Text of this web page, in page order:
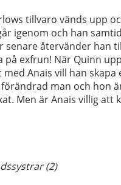
tillvaro vänds upp
igenom och han
senare återvänder han
på exfrun! När Quinn
Anais vill han skapa
man och hon
Men är Anais villig att
(2)